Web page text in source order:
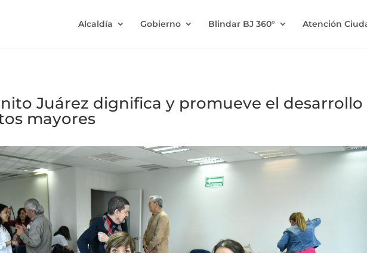
Alcaldía Gobierno Blindar BJ 360° Atención
Juárez dignifica y promueve el desarrollo
mayores